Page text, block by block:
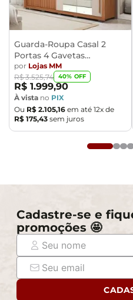
Guarda-Roupa Casal 2
Portas 4 Gavetas
Caemmun Moviment
por Lojas MM
R$ 3.525,74 40% OFF
R$ 1.999,90
À vista no PIX
Ou R$ 2.105,16 em até 12x de
R$ 175,43 sem juros
Cadastre-se e
promoções 🤩